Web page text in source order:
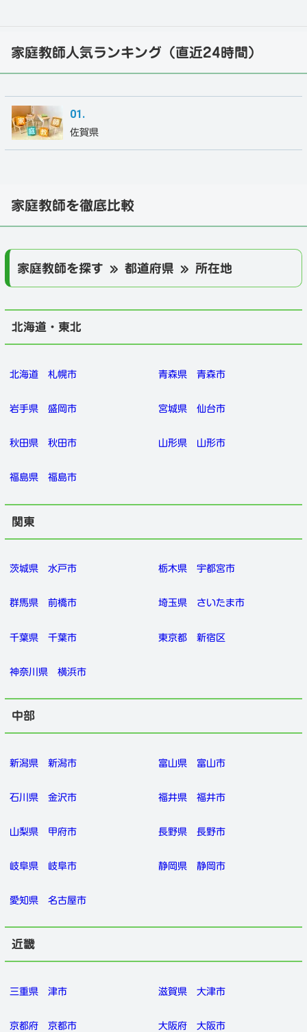
家庭教師人気ランキング（直近24時間）
佐賀県
家庭教師を徹底比較
家庭教師を探す » 都道府県 » 所在地
北海道・東北
北海道 札幌市 青森県 青森市
岩手県 盛岡市 宮城県 仙台市
秋田県 秋田市 山形県 山形市
福島県 福島市
関東
茨城県 水戸市 栃木県 宇都宮市
群馬県 前橋市 埼玉県 さいたま市
千葉県 千葉市 東京都 新宿区
神奈川県 横浜市
中部
新潟県 新潟市 富山県 富山市
石川県 金沢市 福井県 福井市
山梨県 甲府市 長野県 長野市
岐阜県 岐阜市 静岡県 静岡市
愛知県 名古屋市
近畿
三重県 津市 滋賀県 大津市
京都府 京都市 大阪府 大阪市